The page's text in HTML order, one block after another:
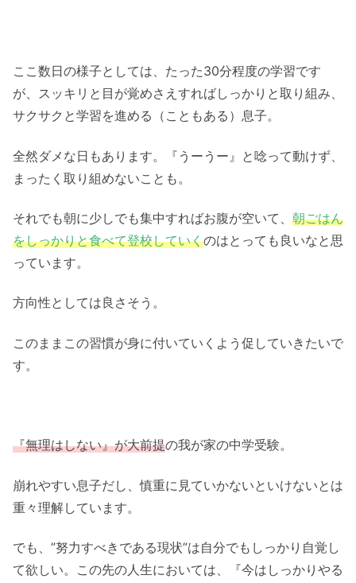
ここ数日の様子としては、たった30分程度の学習です
が、スッキリと目が覚めさえすればしっかりと取り組み、
サクサクと学習を進める（こともある）息子。
全然ダメな日もあります。『うーうー』と唸って動けず、
まったく取り組めないことも。
それでも朝に少しでも集中すればお腹が空いて、 朝ごはん
をしっかりと食べて登校していくのはとっても良いなと思
っています。
方向性としては良さそう。
このままこの習慣が身に付いていくよう促していきたいで
す。
『無理はしない』が大前提の我が家の中学受験。
崩れやすい息子だし、慎重に見ていかないといけないとは
重々理解しています。
でも、”努力すべきである現状”は自分でもしっかり自覚し
て欲しい。この先の人生においては、『今はしっかりやる